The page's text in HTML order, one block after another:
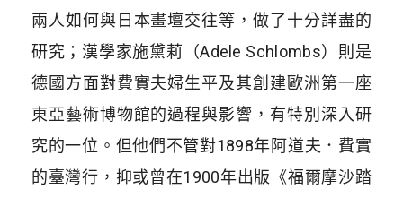
兩人如何與日本畫壇交往等，做了十分詳盡的
研究；漢學家施黛莉（Adele Schlombs）則是
德國方面對費實夫婦生平及其創建歐洲第一座
東亞藝術博物館的過程與影響，有特別深入研
究的一位。但他們不管對1898年阿道夫．費實
的臺灣行，抑或曾在1900年出版《福爾摩沙踏